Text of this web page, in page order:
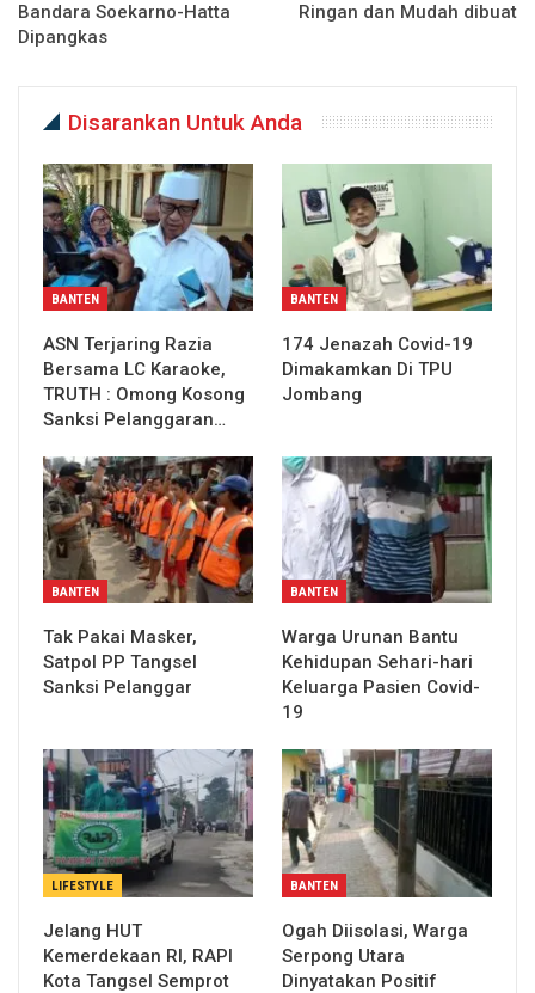
Bandara Soekarno-Hatta
Dipangkas
Ringan dan Mudah dibuat
Disarankan Untuk Anda
BANTEN
ASN Terjaring Razia
Bersama LC Karaoke,
TRUTH : Omong Kosong
Sanksi Pelanggaran…
BANTEN
174 Jenazah Covid-19
Dimakamkan Di TPU
Jombang
BANTEN
Tak Pakai Masker,
Satpol PP Tangsel
Sanksi Pelanggar
BANTEN
Warga Urunan Bantu
Kehidupan Sehari-hari
Keluarga Pasien Covid-
19
LIFESTYLE
Jelang HUT
Kemerdekaan RI, RAPI
Kota Tangsel Semprot
BANTEN
Ogah Diisolasi, Warga
Serpong Utara
Dinyatakan Positif